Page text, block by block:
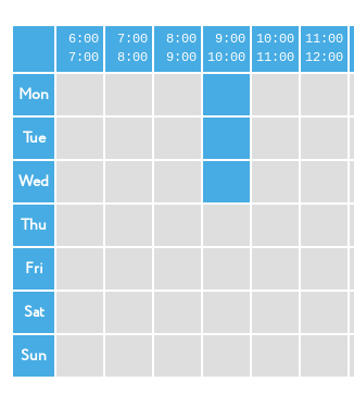
6:00
7:00
7:00
8:00
8:00
9:00
9:00
10:00
10:00
11:00
11:00
12:00
Mon
Tue
Wed
Thu
Fri
Sat
Sun